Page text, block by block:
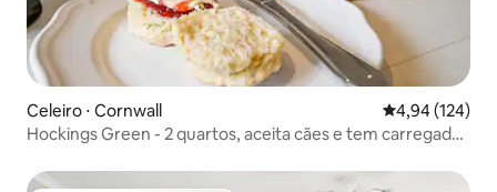
Celeiro ⋅ Cornwall 4,94 de uma
4,94 (124)
Hockings Green - 2 quartos, aceita cães e tem carregador